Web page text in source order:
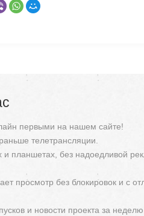
первыми на нашем сайте!
телетрансляции.
планшетах, без надоедливой
просмотр без блокировок и с
и новости проекта за неделю